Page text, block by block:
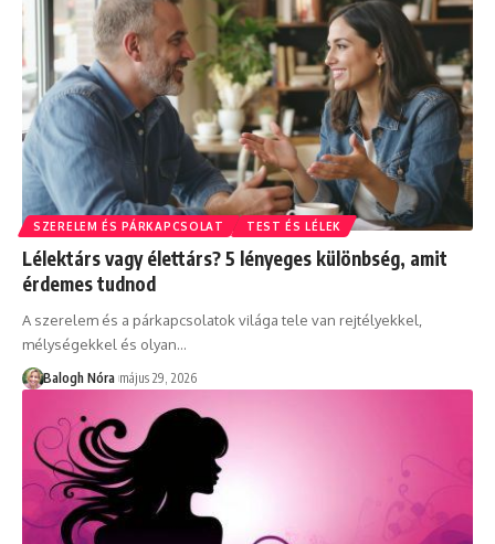
SZERELEM ÉS PÁRKAPCSOLAT TEST ÉS LÉLEK
Lélektárs vagy élettárs? 5 lényeges különbség, amit
érdemes tudnod
A szerelem és a párkapcsolatok világa tele van rejtélyekkel,
mélységekkel és olyan…
Balogh Nóra május 29, 2026